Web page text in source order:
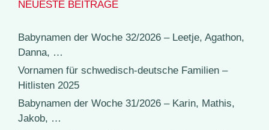
NEUESTE BEITRÄGE
Babynamen der Woche 32/2026 – Leetje, Agathon,
Danna, …
Vornamen für schwedisch-deutsche Familien –
Hitlisten 2025
Babynamen der Woche 31/2026 – Karin, Mathis,
Jakob, …